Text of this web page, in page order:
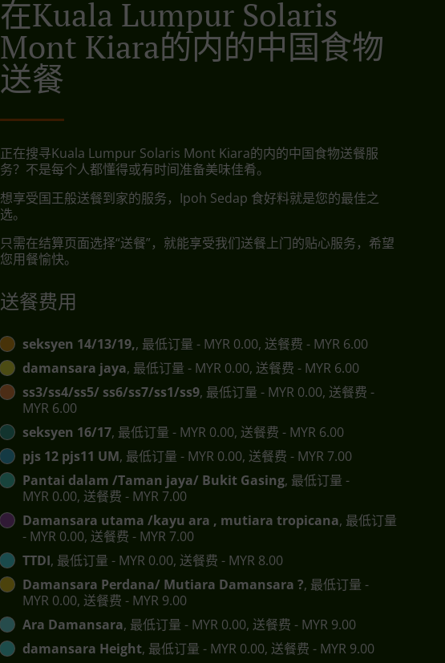
在Kuala Lumpur Solaris
Mont Kiara的内的中国食物
送餐
正在搜寻Kuala Lumpur Solaris Mont Kiara的内的中国食物送餐服
务？不是每个人都懂得或有时间准备美味佳肴。
想享受国王般送餐到家的服务，Ipoh Sedap 食好料就是您的最佳之
选。
只需在结算页面选择“送餐”，就能享受我们送餐上门的贴心服务，希望
您用餐愉快。
送餐费用
seksyen 14/13/19,, 最低订量 - MYR 0.00, 送餐费 - MYR 6.00
damansara jaya, 最低订量 - MYR 0.00, 送餐费 - MYR 6.00
ss3/ss4/ss5/ ss6/ss7/ss1/ss9, 最低订量 - MYR 0.00, 送餐费 -
MYR 6.00
seksyen 16/17, 最低订量 - MYR 0.00, 送餐费 - MYR 6.00
pjs 12 pjs11 UM, 最低订量 - MYR 0.00, 送餐费 - MYR 7.00
Pantai dalam /Taman jaya/ Bukit Gasing, 最低订量 -
MYR 0.00, 送餐费 - MYR 7.00
Damansara utama /kayu ara , mutiara tropicana, 最低订量
- MYR 0.00, 送餐费 - MYR 7.00
TTDI, 最低订量 - MYR 0.00, 送餐费 - MYR 8.00
Damansara Perdana/ Mutiara Damansara ?, 最低订量 -
MYR 0.00, 送餐费 - MYR 9.00
Ara Damansara, 最低订量 - MYR 0.00, 送餐费 - MYR 9.00
damansara Height, 最低订量 - MYR 0.00, 送餐费 - MYR 9.00